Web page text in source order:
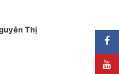
Thị